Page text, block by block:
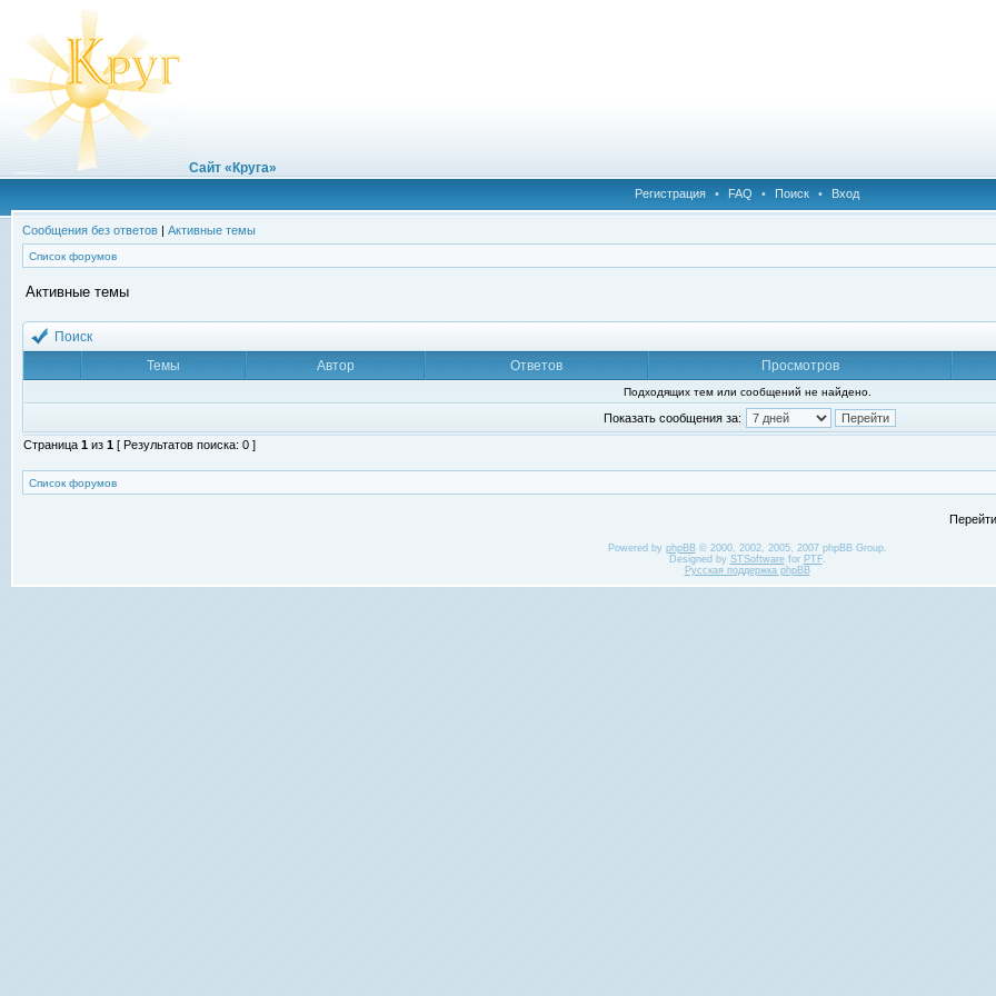
Сайт «Круга»
Регистрация • FAQ • Поиск • Вход
Сообщения без ответов | Активные темы
Список форумов
Активные темы
Поиск
Темы
Автор Ответов Просмотров
Подходящих тем или сообщений не найдено.
Показать сообщения за:
Страница 1 из 1 [ Результатов поиска: 0 ]
Список форумов
Powered by phpBB© 2000, 2002, 2005, 2007 phpBB Group.
Designed by STSoftwarefor PTF.
Русская поддержка phpBB